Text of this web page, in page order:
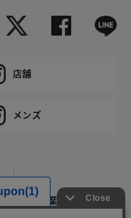
店舗
メンズ
企業情報